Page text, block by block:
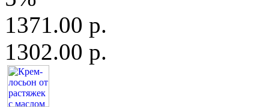
1371.00 р.
1302.00 р.